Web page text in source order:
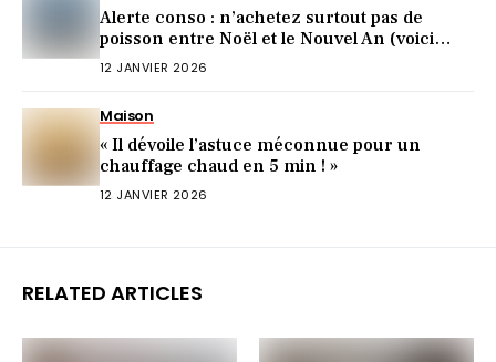
Alerte conso : n’achetez surtout pas de
poisson entre Noël et le Nouvel An (voici
pourquoi)
12 JANVIER 2026
Maison
« Il dévoile l’astuce méconnue pour un
chauffage chaud en 5 min ! »
12 JANVIER 2026
RELATED ARTICLES